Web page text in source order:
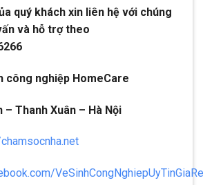
quý khách xin liên hệ với chúng
và hỗ trợ theo
công nghiệp HomeCare
– Thanh Xuân – Hà Nội